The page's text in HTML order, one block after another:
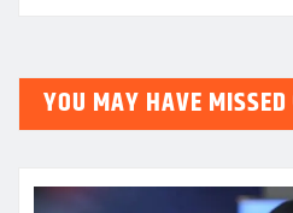
YOU MAY HAVE MISSED